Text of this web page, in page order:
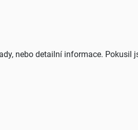
nebo detailní informace.